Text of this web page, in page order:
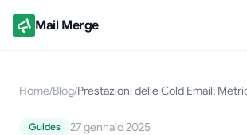
Mail Merge
Home/Blog/
Guides 27 gennaio 2025